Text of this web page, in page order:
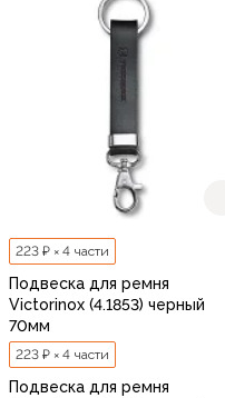
223 ₽ × 4 части
Подвеска для ремня
Victorinox (4.1853) черный
70мм
223 ₽ × 4 части
Подвеска для ремня